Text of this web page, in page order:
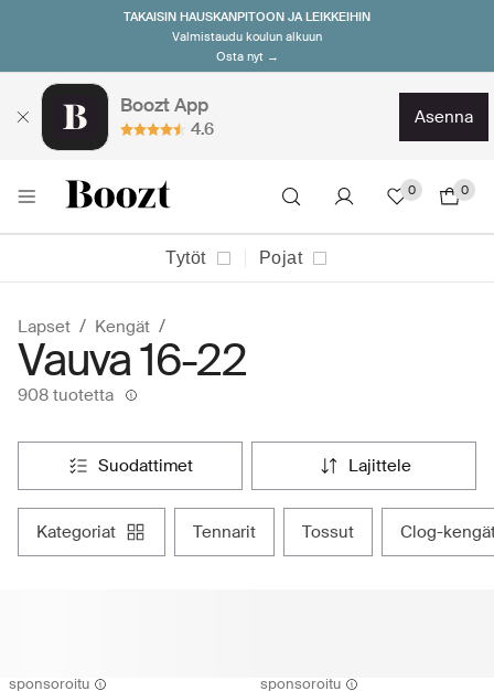
TAKAISIN HAUSKANPITOON JA LEIKKEIHIN
Valmistaudu koulun alkuun
Osta nyt →
Boozt App
4.6
asenna
0 0
Tytöt Pojat
Lapset Kengät
Vauva 16-22
908 tuotetta
suodattimet lajittele
kategoriat tennarit tossut clog-
sponsoroitu sponsoroitu